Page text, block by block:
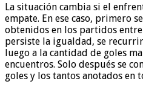
La situación cambia si el
empate. En ese caso, primero
obtenidos en los partidos entre
persiste la igualdad, se
luego a la cantidad de goles
encuentros. Solo después se
goles y los tantos anotados en